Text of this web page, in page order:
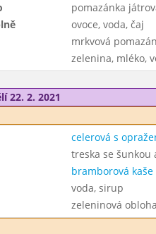
pomazánka
ovoce, voda, čaj
mrkvová
zelenina, mléko,
22. 2. 2021
celerová s
treska se šunkou
bramborová kaše
voda, sirup
zeleninová